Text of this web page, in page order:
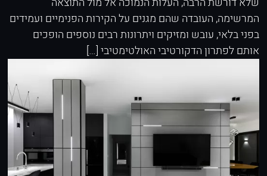
המרשימה, העובדה שהם מגנים על הקירות הפנימיים ועמידים
בפני בלאי, עובש ומזיקים ויתרונות רבים נוספים הופכים
אותם לפתרון הדקורטיבי האולטימטיבי […]